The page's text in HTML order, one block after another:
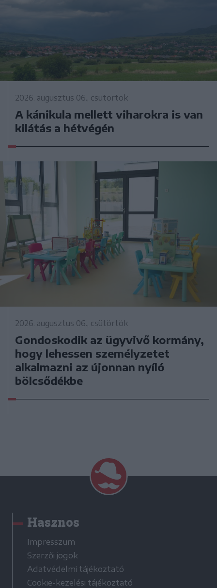
2026. augusztus 06., csütörtök
A kánikula mellett viharokra is van
kilátás a hétvégén
2026. augusztus 06., csütörtök
Gondoskodik az ügyvivő kormány,
hogy lehessen személyzetet
alkalmazni az újonnan nyíló
bölcsődékbe
Hasznos
Impresszum
Szerzői jogok
Adatvédelmi tájékoztató
Cookie-kezelési tájékoztató